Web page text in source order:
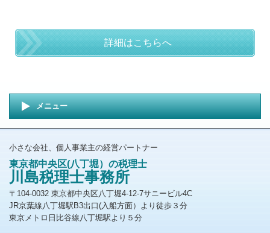
詳細はこちらへ
メニュー
小さな会社、個人事業主の経営パートナー
東京都中央区(八丁堀）の税理士
川島税理士事務所
〒104-0032 東京都中央区八丁堀4-12-7サニービル4C
JR京葉線八丁堀駅B3出口(入船方面）より徒歩３分
東京メトロ日比谷線八丁堀駅より５分